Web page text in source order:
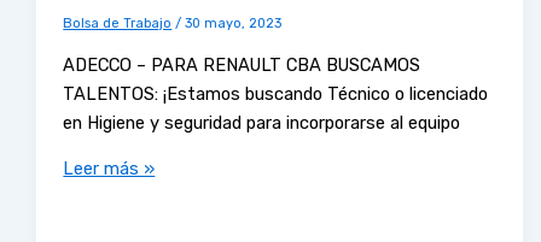
Bolsa de Trabajo /30 mayo, 2023
ADECCO – PARA RENAULT CBA BUSCAMOS
TALENTOS: ¡Estamos buscando Técnico o licenciado
en Higiene y seguridad para incorporarse al equipo
Leer más »